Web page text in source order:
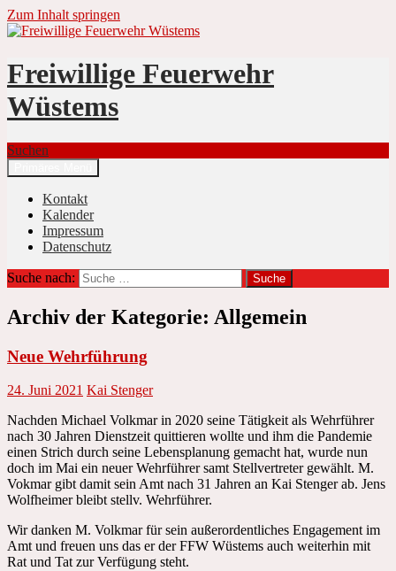
Zum Inhalt springen
Freiwillige Feuerwehr
Wüstems
Suchen
Kontakt
Kalender
Impressum
Datenschutz
Suche nach:
Archiv der Kategorie: Allgemein
Neue Wehrführung
24. Juni 2021 Kai Stenger
Nachden Michael Volkmar in 2020 seine Tätigkeit als Wehrführer
nach 30 Jahren Dienstzeit quittieren wollte und ihm die Pandemie
einen Strich durch seine Lebensplanung gemacht hat, wurde nun
doch im Mai ein neuer Wehrführer samt Stellvertreter gewählt. M.
Vokmar gibt damit sein Amt nach 31 Jahren an Kai Stenger ab. Jens
Wolfheimer bleibt stellv. Wehrführer.
Wir danken M. Volkmar für sein außerordentliches Engagement im
Amt und freuen uns das er der FFW Wüstems auch weiterhin mit
Rat und Tat zur Verfügung steht.